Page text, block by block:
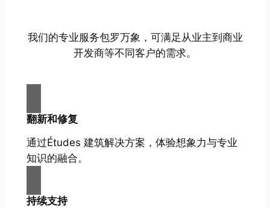
我们的专业服务包罗万象，可满足从业主到商业
开发商等不同客户的需求。
翻新和修复
通过Études 建筑解决方案，体验想象力与专业
知识的融合。
持续支持